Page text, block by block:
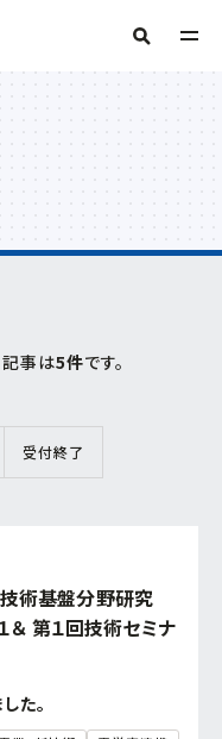
IOT 専門家派遣
相談
事は5件です。
受付終了
術基盤分野研究
＆ 第１回技術セミナ
た。